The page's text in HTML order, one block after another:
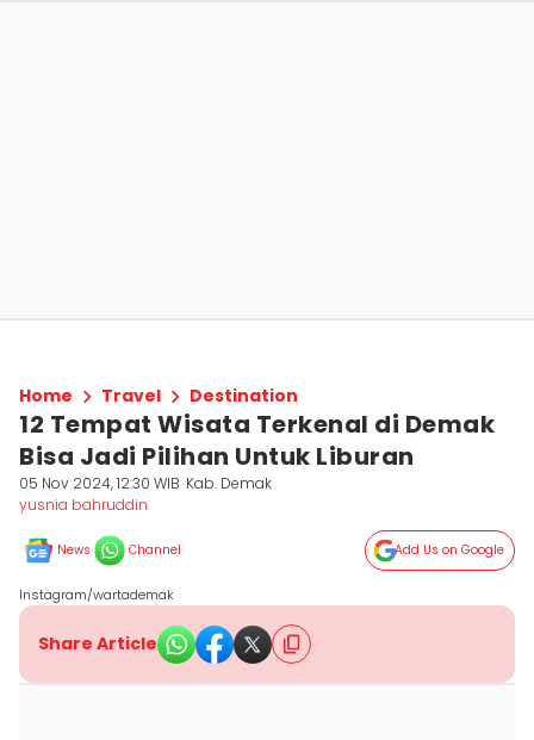
Home Travel Destination
12 Tempat Wisata Terkenal di Demak
Bisa Jadi Pilihan Untuk Liburan
05 Nov 2024, 12:30 WIB Kab. Demak
yusnia bahruddin
News Channel Add Us on Google
Instagram/wartademak
Share Article